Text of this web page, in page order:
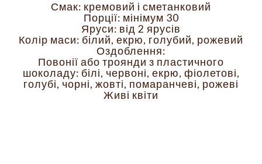
Смак: кремовий і сметанковий
Порції: мінімум 30
Яруси: від 2 ярусів
Колір маси: білий, екрю, голубий, рожевий
Оздоблення:
Повонії або троянди з пластичного
шоколаду: білі, червоні, екрю, фіолетові,
голубі, чорні, жовті, помаранчеві, рожеві
Живі квіти